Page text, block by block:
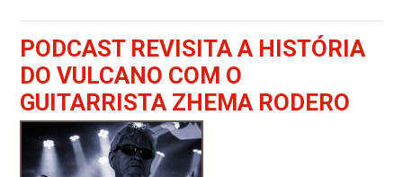
PODCAST REVISITA A HISTÓRIA
DO VULCANO COM O
GUITARRISTA ZHEMA RODERO